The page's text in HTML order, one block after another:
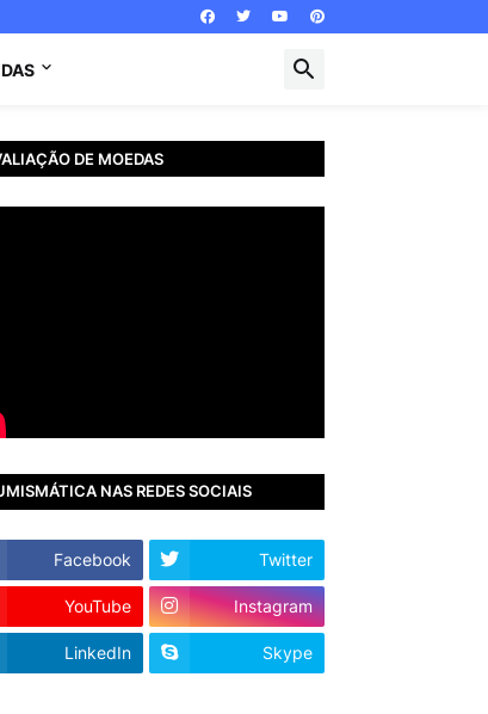
DE MOEDAS
NAS REDES SOCIAIS
Facebook Twitter
YouTube Instagram
LinkedIn Skype